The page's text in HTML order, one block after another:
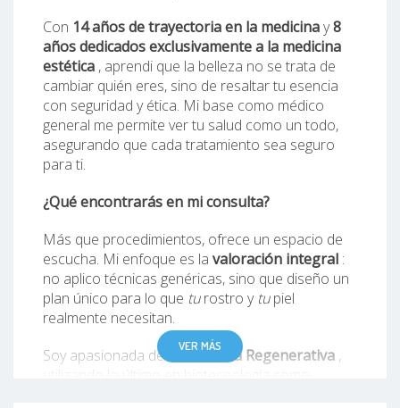
Con 14 años de trayectoria en la medicinay8
años dedicados exclusivamente a la medicina
estética , aprendi que la belleza no se trata de
cambiar quién eres, sino de resaltar tu esencia
con seguridad y ética. Mi base como médico
general me permite ver tu salud como un todo,
asegurando que cada tratamiento sea seguro
para ti.
¿Qué encontrarás en mi consulta?
Más que procedimientos, ofrece un espacio de
escucha. Mi enfoque es la valoración integral :
no aplico técnicas genéricas, sino que diseño un
plan único para lo que turostro y tupiel
realmente necesitan.
Soy apasionada de laMedicina Regenerativa ,
VER MÁS